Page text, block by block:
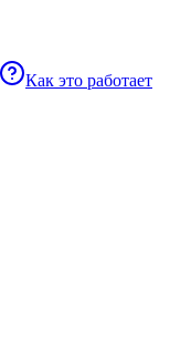
Как это работает